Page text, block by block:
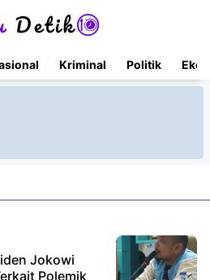
Kriminal Politik
Jokowi
Polemik